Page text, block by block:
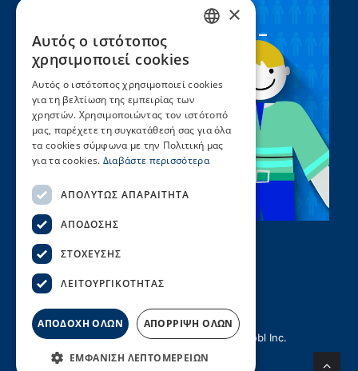
Συνεργασία ΣEEN –
UNICEF
© Copyright ΣΕΕΝ | Created byHellobl Inc.
×
Αυτός ο ιστότοπος
χρησιμοποιεί cookies
Αυτός ο ιστότοπος χρησιμοποιεί cookies
για τη βελτίωση της εμπειρίας των
χρηστών. Χρησιμοποιώντας τον ιστότοπό
μας, παρέχετε τη συγκατάθεσή σας για όλα
τα cookies σύμφωνα με την Πολιτική μας
για τα cookies. Διαβάστε περισσότερα
ΑΠΟΛΎΤΩΣ ΑΠΑΡΑΊΤΗΤΑ
ΑΠΌΔΟΣΗΣ
ΣΤΌΧΕΥΣΗΣ
ΛΕΙΤΟΥΡΓΙΚΌΤΗΤΑΣ
ΑΠΟΔΟΧΗ ΟΛΩΝ ΑΠΟΡΡΙΨΗ ΟΛΩΝ
ΕΜΦΆΝΙΣΗ ΛΕΠΤΟΜΕΡΕΙΏΝ